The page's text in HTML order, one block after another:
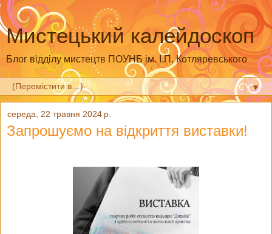
Мистецький калейдоскоп
Блог відділу мистецтв ПОУНБ ім. І.П. Котляревського
▼
середа, 22 травня 2024 р.
Запрошуємо на відкриття виставки!